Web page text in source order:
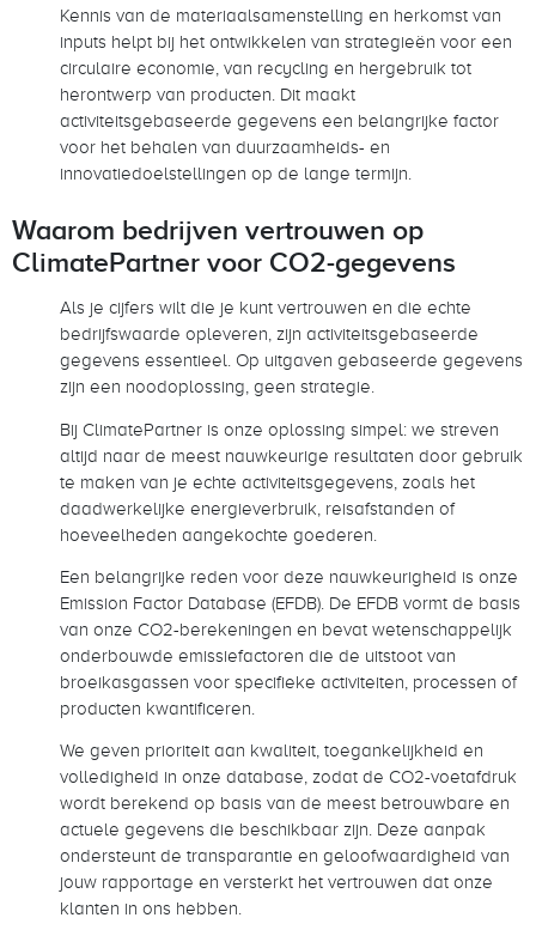
Kennis van de materiaalsamenstelling en herkomst van
inputs helpt bij het ontwikkelen van strategieën voor een
circulaire economie, van recycling en hergebruik tot
herontwerp van producten. Dit maakt
activiteitsgebaseerde gegevens een belangrijke factor
voor het behalen van duurzaamheids- en
innovatiedoelstellingen op de lange termijn.
Waarom bedrijven vertrouwen op
ClimatePartner voor CO2-gegevens
Als je cijfers wilt die je kunt vertrouwen en die echte
bedrijfswaarde opleveren, zijn activiteitsgebaseerde
gegevens essentieel. Op uitgaven gebaseerde gegevens
zijn een noodoplossing, geen strategie.
Bij ClimatePartner is onze oplossing simpel: we streven
altijd naar de meest nauwkeurige resultaten door gebruik
te maken van je echte activiteitsgegevens, zoals het
daadwerkelijke energieverbruik, reisafstanden of
hoeveelheden aangekochte goederen.
Een belangrijke reden voor deze nauwkeurigheid is onze
Emission Factor Database (EFDB). De EFDB vormt de basis
van onze CO2-berekeningen en bevat wetenschappelijk
onderbouwde emissiefactoren die de uitstoot van
broeikasgassen voor specifieke activiteiten, processen of
producten kwantificeren.
We geven prioriteit aan kwaliteit, toegankelijkheid en
volledigheid in onze database, zodat de CO2-voetafdruk
wordt berekend op basis van de meest betrouwbare en
actuele gegevens die beschikbaar zijn. Deze aanpak
ondersteunt de transparantie en geloofwaardigheid van
jouw rapportage en versterkt het vertrouwen dat onze
klanten in ons hebben.